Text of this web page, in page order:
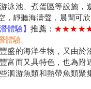
泳池、煮蛋區等設施
，靜聽海濤聲，晨間可
體驗】推薦：
體驗。
盛的海洋生物，又由
富而又具特色，也為
洄游魚類和熱帶魚類